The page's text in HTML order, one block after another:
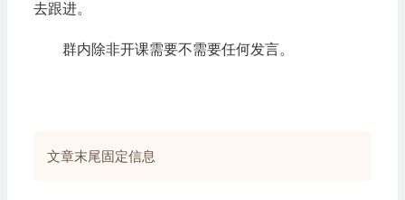
去跟进。
群内除非开课需要不需要任何发言。
文章末尾固定信息